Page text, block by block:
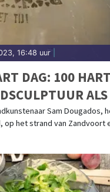
16:48 uur
DAG: 100
ALS
HART- ENSam Dougados,
op het strand van Zandvoort